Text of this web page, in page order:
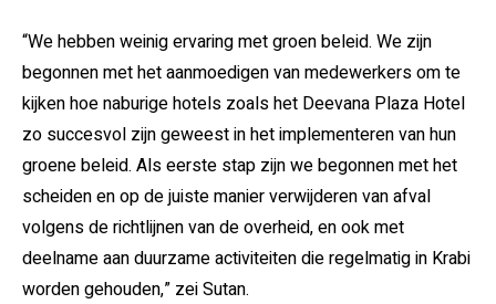
“We hebben weinig ervaring met groen beleid. We zijn
begonnen met het aanmoedigen van medewerkers om te
kijken hoe naburige hotels zoals het Deevana Plaza Hotel
zo succesvol zijn geweest in het implementeren van hun
groene beleid. Als eerste stap zijn we begonnen met het
scheiden en op de juiste manier verwijderen van afval
volgens de richtlijnen van de overheid, en ook met
deelname aan duurzame activiteiten die regelmatig in Krabi
worden gehouden,” zei Sutan.